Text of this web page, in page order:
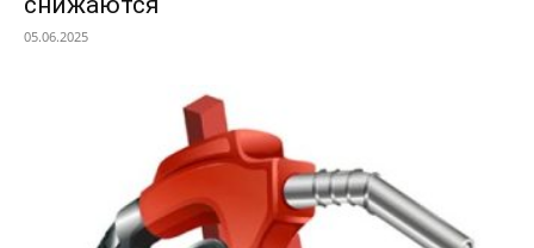
05.06.2025